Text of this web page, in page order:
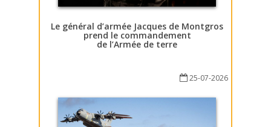
Le général d’armée Jacques de Montgros
prend le commandement
de l’Armée de terre
25-07-2026